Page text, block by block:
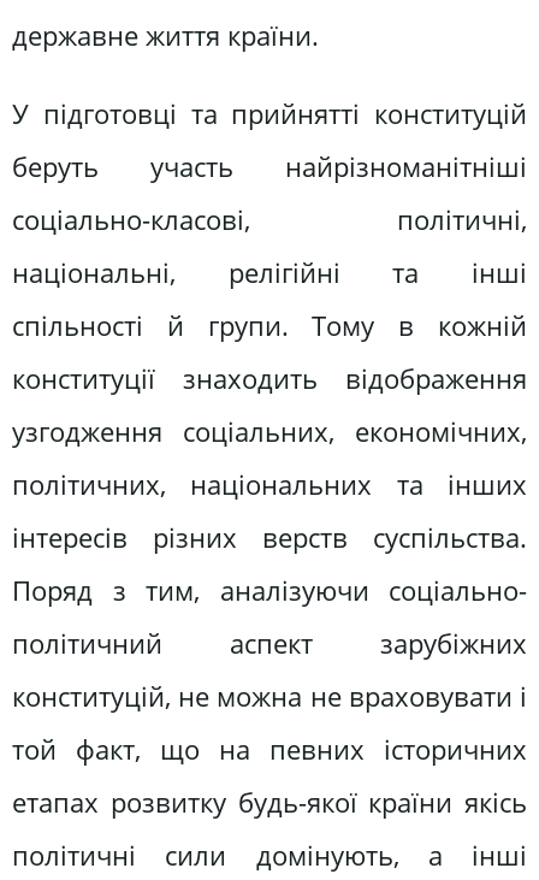
державне життя країни.
У підготовці та прийнятті конституцій
беруть участь найрізноманітніші
соціально-класові, політичні,
національні, релігійні та інші
спільності й групи. Тому в кожній
конституції знаходить відображення
узгодження соціальних, економічних,
політичних, національних та інших
інтересів різних верств суспільства.
Поряд з тим, аналізуючи соціально-
політичний аспект зарубіжних
конституцій, не можна не враховувати і
той факт, що на певних історичних
етапах розвитку будь-якої країни якісь
політичні сили домінують, а інші